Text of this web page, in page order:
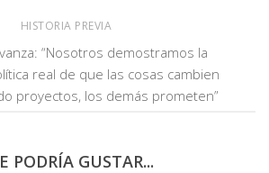
HISTORIA PREVIA
“Nosotros demostramos la
real de que las cosas cambien
proyectos, los demás prometen”
PODRÍA GUSTAR...